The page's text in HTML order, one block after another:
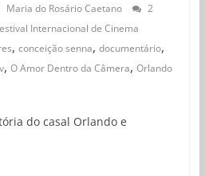
Maria do Rosário Caetano
2
Internacional de Cinema
, conceição senna, documentário,
, O Amor Dentro da Câmera, Orlando
do casal Orlando e